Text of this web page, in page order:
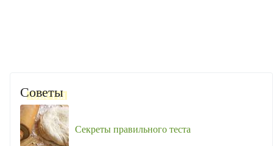
Советы
Секреты правильного теста